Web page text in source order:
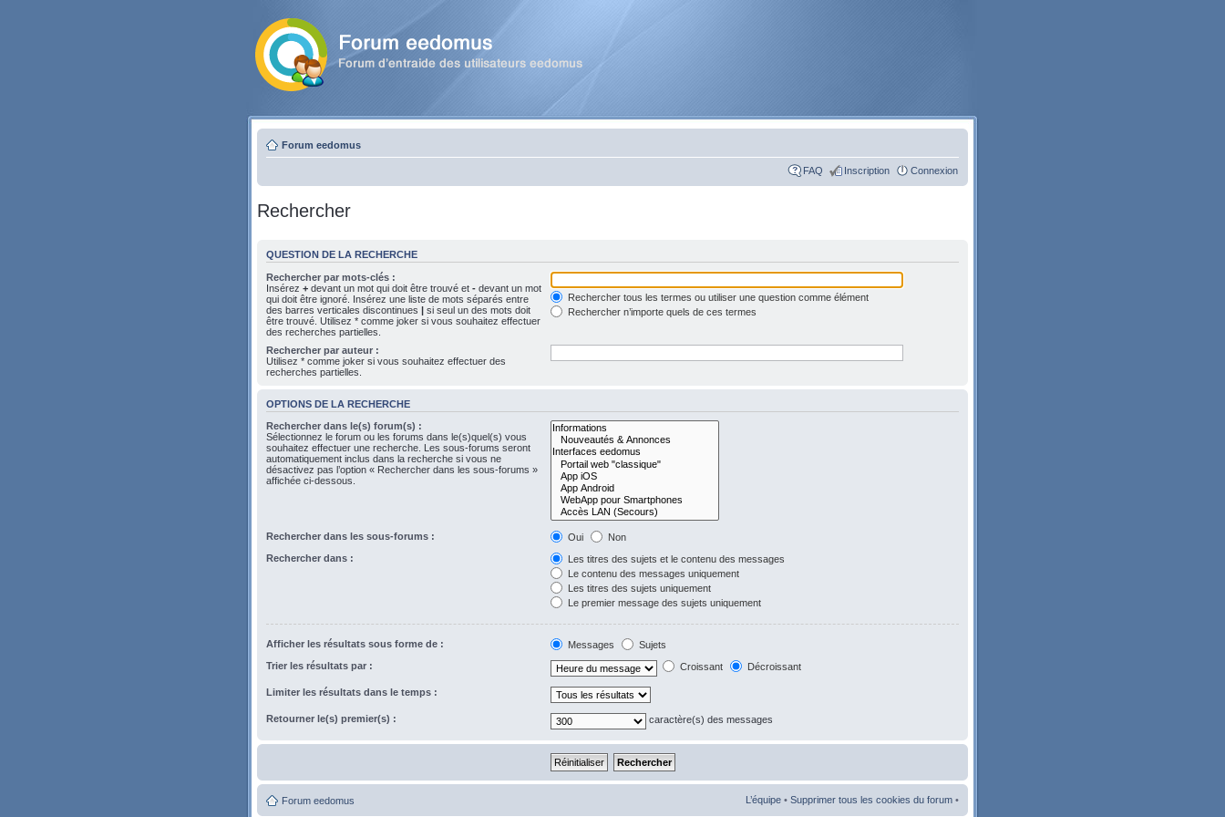
Forum eedomus
FAQ Inscription Connexion
Rechercher
QUESTION DE LA RECHERCHE
Rechercher par mots-clés :
Insérez + devant un mot qui doit être trouvé et - devant un mot
qui doit être ignoré. Insérez une liste de mots séparés entre
des barres verticales discontinues | si seul un des mots doit
être trouvé. Utilisez * comme joker si vous souhaitez effectuer
des recherches partielles.
Rechercher tous les termes ou utiliser une question comme élément
Rechercher n’importe quels de ces termes
Rechercher par auteur :
Utilisez * comme joker si vous souhaitez effectuer des
recherches partielles.
OPTIONS DE LA RECHERCHE
Rechercher dans le(s) forum(s) :
Sélectionnez le forum ou les forums dans le(s)quel(s) vous
souhaitez effectuer une recherche. Les sous-forums seront
automatiquement inclus dans la recherche si vous ne
désactivez pas l’option « Rechercher dans les sous-forums »
affichée ci-dessous.
Rechercher dans les sous-forums : Oui
Non
Rechercher dans :
Les titres des sujets et le contenu des messages
Le contenu des messages uniquement
Les titres des sujets uniquement
Le premier message des sujets uniquement
Afficher les résultats sous forme de : Messages
Sujets
Trier les résultats par :
Croissant Décroissant
Limiter les résultats dans le temps :
Retourner le(s) premier(s) : caractère(s) des messages
Forum eedomus L’équipe • Supprimer tous les cookies du forum •